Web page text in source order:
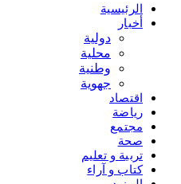
الرئيسية
أخبار
دولية
محلية
وطنية
جهوية
اقتصاد
رياضة
مجتمع
صحة
تربية و تعليم
كتاب و آراء